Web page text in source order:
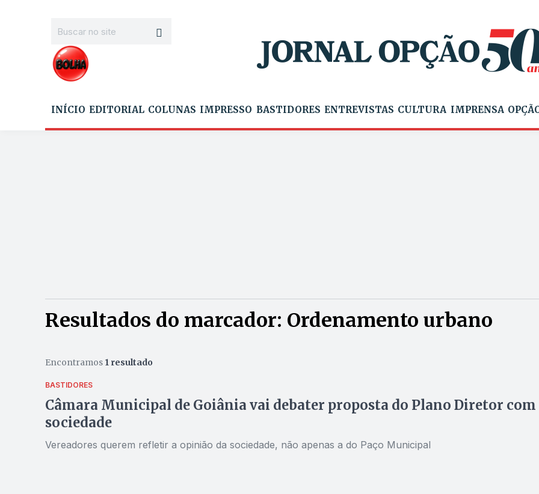
INÍCIO EDITORIAL COLUNAS IMPRESSO BASTIDORES ENTREVISTAS CULTURA IMPRENSA
Resultados do marcador: Ordenamento urbano
Encontramos 1 resultado
BASTIDORES
Câmara Municipal de Goiânia vai debater proposta do Plano Diretor com
sociedade
Vereadores querem refletir a opinião da sociedade, não apenas a do Paço Municipal